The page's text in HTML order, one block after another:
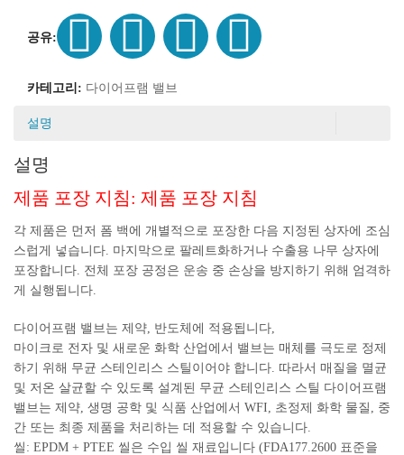
공유:
카테고리: 다이어프램 밸브
설명
설명
제품 포장 지침: 제품 포장 지침
각 제품은 먼저 폼 백에 개별적으로 포장한 다음 지정된 상자에 조심
스럽게 넣습니다. 마지막으로 팔레트화하거나 수출용 나무 상자에
포장합니다. 전체 포장 공정은 운송 중 손상을 방지하기 위해 엄격하
게 실행됩니다.
다이어프램 밸브는 제약, 반도체에 적용됩니다,
마이크로 전자 및 새로운 화학 산업에서 밸브는 매체를 극도로 정제
하기 위해 무균 스테인리스 스틸이어야 합니다. 따라서 매질을 멸균
및 저온 살균할 수 있도록 설계된 무균 스테인리스 스틸 다이어프램
밸브는 제약, 생명 공학 및 식품 산업에서 WFI, 초정제 화학 물질, 중
간 또는 최종 제품을 처리하는 데 적용할 수 있습니다.
씰: EPDM + PTEE 씰은 수입 씰 재료입니다 (FDA177.2600 표준을